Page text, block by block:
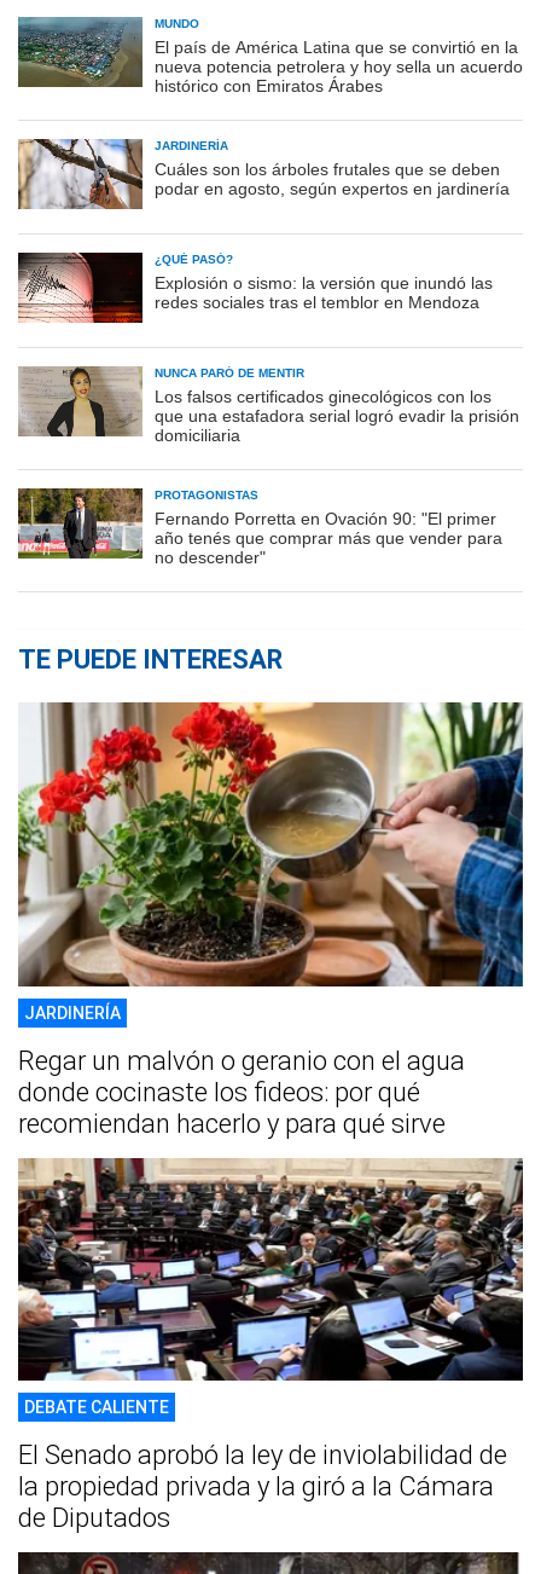
MUNDO
El país de América Latina que se convirtió en la
nueva potencia petrolera y hoy sella un acuerdo
histórico con Emiratos Árabes
JARDINERÍA
Cuáles son los árboles frutales que se deben
podar en agosto, según expertos en jardinería
¿QUÉ PASÓ?
Explosión o sismo: la versión que inundó las
redes sociales tras el temblor en Mendoza
NUNCA PARÓ DE MENTIR
Los falsos certificados ginecológicos con los
que una estafadora serial logró evadir la prisión
domiciliaria
PROTAGONISTAS
Fernando Porretta en Ovación 90: "El primer
año tenés que comprar más que vender para
no descender"
TE PUEDE INTERESAR
JARDINERÍA
Regar un malvón o geranio con el agua
donde cocinaste los fideos: por qué
recomiendan hacerlo y para qué sirve
DEBATE CALIENTE
El Senado aprobó la ley de inviolabilidad de
la propiedad privada y la giró a la Cámara
de Diputados